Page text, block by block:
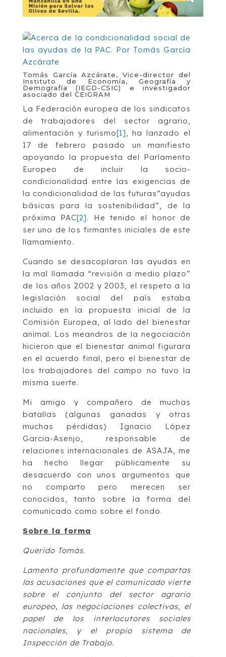
Tomás García Azcárate, Vice-director del
Instituto de Economía, Geografía y
Demografía (IEGD-CSIC) e investigador
asociado del CEIGRAM
La Federación europea de los sindicatos
de trabajadores del sector agrario,
alimentación y turismo[1], ha lanzado el
17 de febrero pasado un manifiesto
apoyando la propuesta del Parlamento
Europeo de incluir la socio-
condicionalidad entre las exigencias de
la condicionalidad de las futuras”ayudas
básicas para la sostenibilidad”, de la
próxima PAC[2]. He tenido el honor de
ser uno de los firmantes iniciales de este
llamamiento.
Cuando se desacoplaron las ayudas en
la mal llamada “revisión a medio plazo”
de los años 2002 y 2003, el respeto a la
legislación social del país estaba
incluido en la propuesta inicial de la
Comisión Europea, al lado del bienestar
animal. Los meandros de la negociación
hicieron que el bienestar animal figurara
en el acuerdo final, pero el bienestar de
los trabajadores del campo no tuvo la
misma suerte.
Mi amigo y compañero de muchas
batallas (algunas ganadas y otras
muchas pérdidas) Ignacio López
Garcia-Asenjo, responsable de
relaciones internacionales de ASAJA, me
ha hecho llegar públicamente su
desacuerdo con unos argumentos que
no comparto pero merecen ser
conocidos, tanto sobre la forma del
comunicado como sobre el fondo.
Sobre la forma
Querido Tomás.
Lamento profundamente que compartas
las acusaciones que el comunicado vierte
sobre el conjunto del sector agrario
europeo, las negociaciones colectivas, el
papel de los interlocutores sociales
nacionales, y el propio sistema de
Inspección de Trabajo.